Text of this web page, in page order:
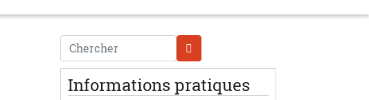
Chercher
Informations pratiques